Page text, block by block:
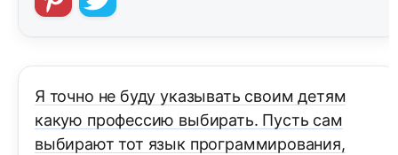
Я точно не буду указывать своим детям
какую профессию выбирать. Пусть сам
выбирают тот язык программирования,